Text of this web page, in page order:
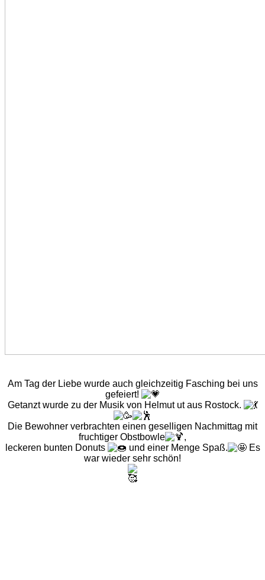
Am Tag der Liebe wurde auch gleichzeitig Fasching bei uns
gefeiert!
Getanzt wurde zu der Musik von Helmut ut aus Rostock.
Die Bewohner verbrachten einen geselligen Nachmittag mit
fruchtiger Obstbowle
,
leckeren bunten Donuts
und einer Menge Spaß.
Es
war wieder sehr schön!